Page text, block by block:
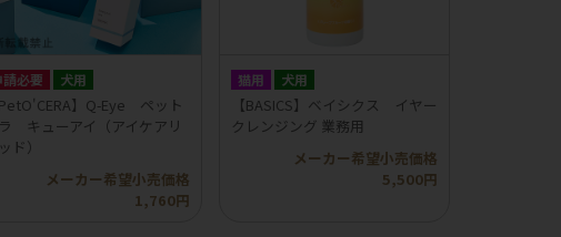
請必要 犬用
PetO'CERA】Q-Eye ペット
キューアイ（アイケアリ
ド）
メーカー希望小売価格
1,760円
猫用 犬用
【BASICS】ベイシクス イヤー
クレンジング 業務用
メーカー希望小売価格
5,500円